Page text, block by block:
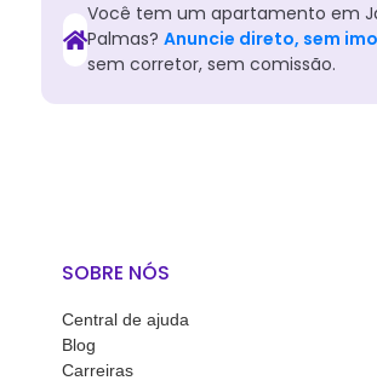
Você tem um apartamento em
Palmas? Anuncie direto, sem
sem corretor, sem comissão.
SOBRE NÓS
Central de ajuda
Blog
Carreiras